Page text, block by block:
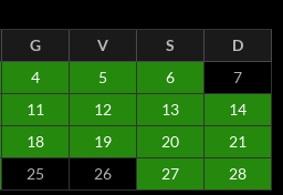
G V S
D
4 5 6
7
11 12 13
14
18 19 20
21
25 26 27
28